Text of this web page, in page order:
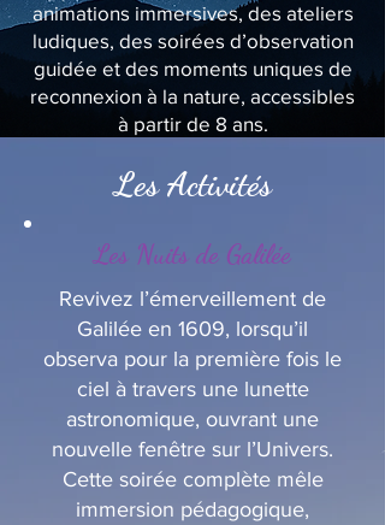
animations immersives, des ateliers
ludiques, des soirées d’observation
guidée et des moments uniques de
reconnexion à la nature, accessibles
à partir de 8 ans.
Les Activités
Les Nuits de Galilée
Revivez l’émerveillement de
Galilée en 1609, lorsqu’il
observa pour la première fois le
ciel à travers une lunette
astronomique, ouvrant une
nouvelle fenêtre sur l’Univers.
Cette soirée complète mêle
immersion pédagogique,